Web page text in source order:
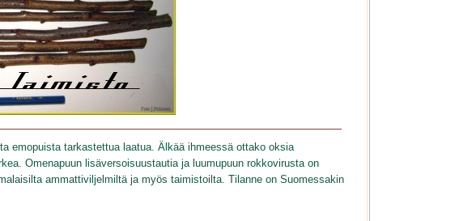
emopuista tarkastettua laatua. Älkää ihmeessä ottako oksia
Omenapuun lisäversoisuustautia ja luumupuun rokkovirusta on
ammattiviljelmiltä ja myös taimistoilta. Tilanne on Suomessakin